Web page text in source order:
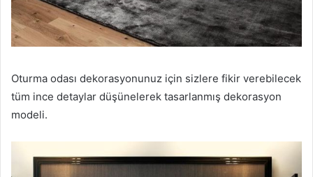
Oturma odası dekorasyonunuz için sizlere fikir verebilecek
tüm ince detaylar düşünelerek tasarlanmış dekorasyon
modeli.